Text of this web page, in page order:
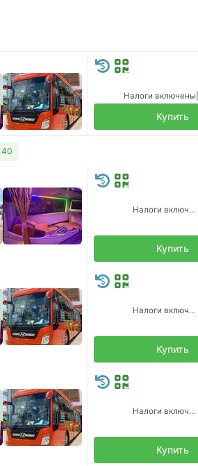
Налоги включены
Купить
40
Налоги включены
Купить
Налоги включены
Купить
Налоги включены
Купить